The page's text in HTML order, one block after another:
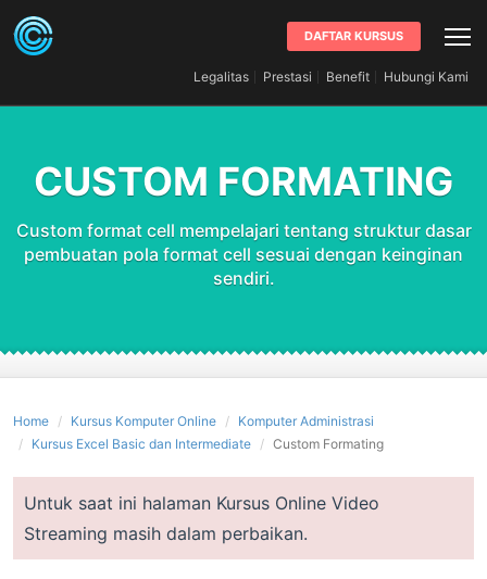
DAFTAR KURSUS
Legalitas Prestasi Benefit Hubungi Kami
CUSTOM FORMATING
Custom format cell mempelajari tentang struktur dasar
pembuatan pola format cell sesuai dengan keinginan
sendiri.
Home Kursus Komputer Online
Komputer Administrasi
Kursus Excel Basic dan Intermediate
Custom Formating
Untuk saat ini halaman Kursus Online Video
Streaming masih dalam perbaikan.